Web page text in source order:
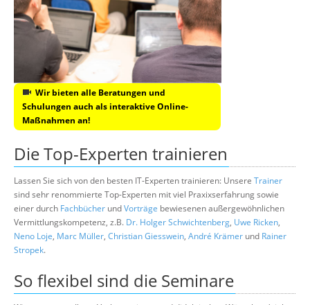
Wir bieten alle Beratungen und
Schulungen auch als interaktive Online-
Maßnahmen an!
Die Top-Experten trainieren
Lassen Sie sich von den besten IT-Experten trainieren: Unsere Trainer
sind sehr renommierte Top-Experten mit viel Praxixserfahrung sowie
einer durch Fachbücher undVorträge bewiesenen außergewöhnlichen
Vermittlungskompetenz, z.B. Dr. Holger Schwichtenberg, Uwe Ricken,
Neno Loje, Marc Müller, Christian Giesswein, André Krämer und Rainer
Stropek.
So flexibel sind die Seminare